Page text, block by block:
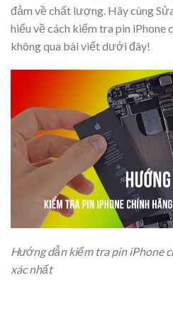
đảm về chất lượng. Hãy cùng
hiểu về cách kiểm tra pin iPhone
không qua bài viết dưới đây!
Hướng dẫn kiểm tra pin iPhone
xác nhất